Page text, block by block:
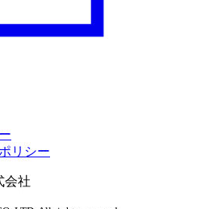
リシー
会社